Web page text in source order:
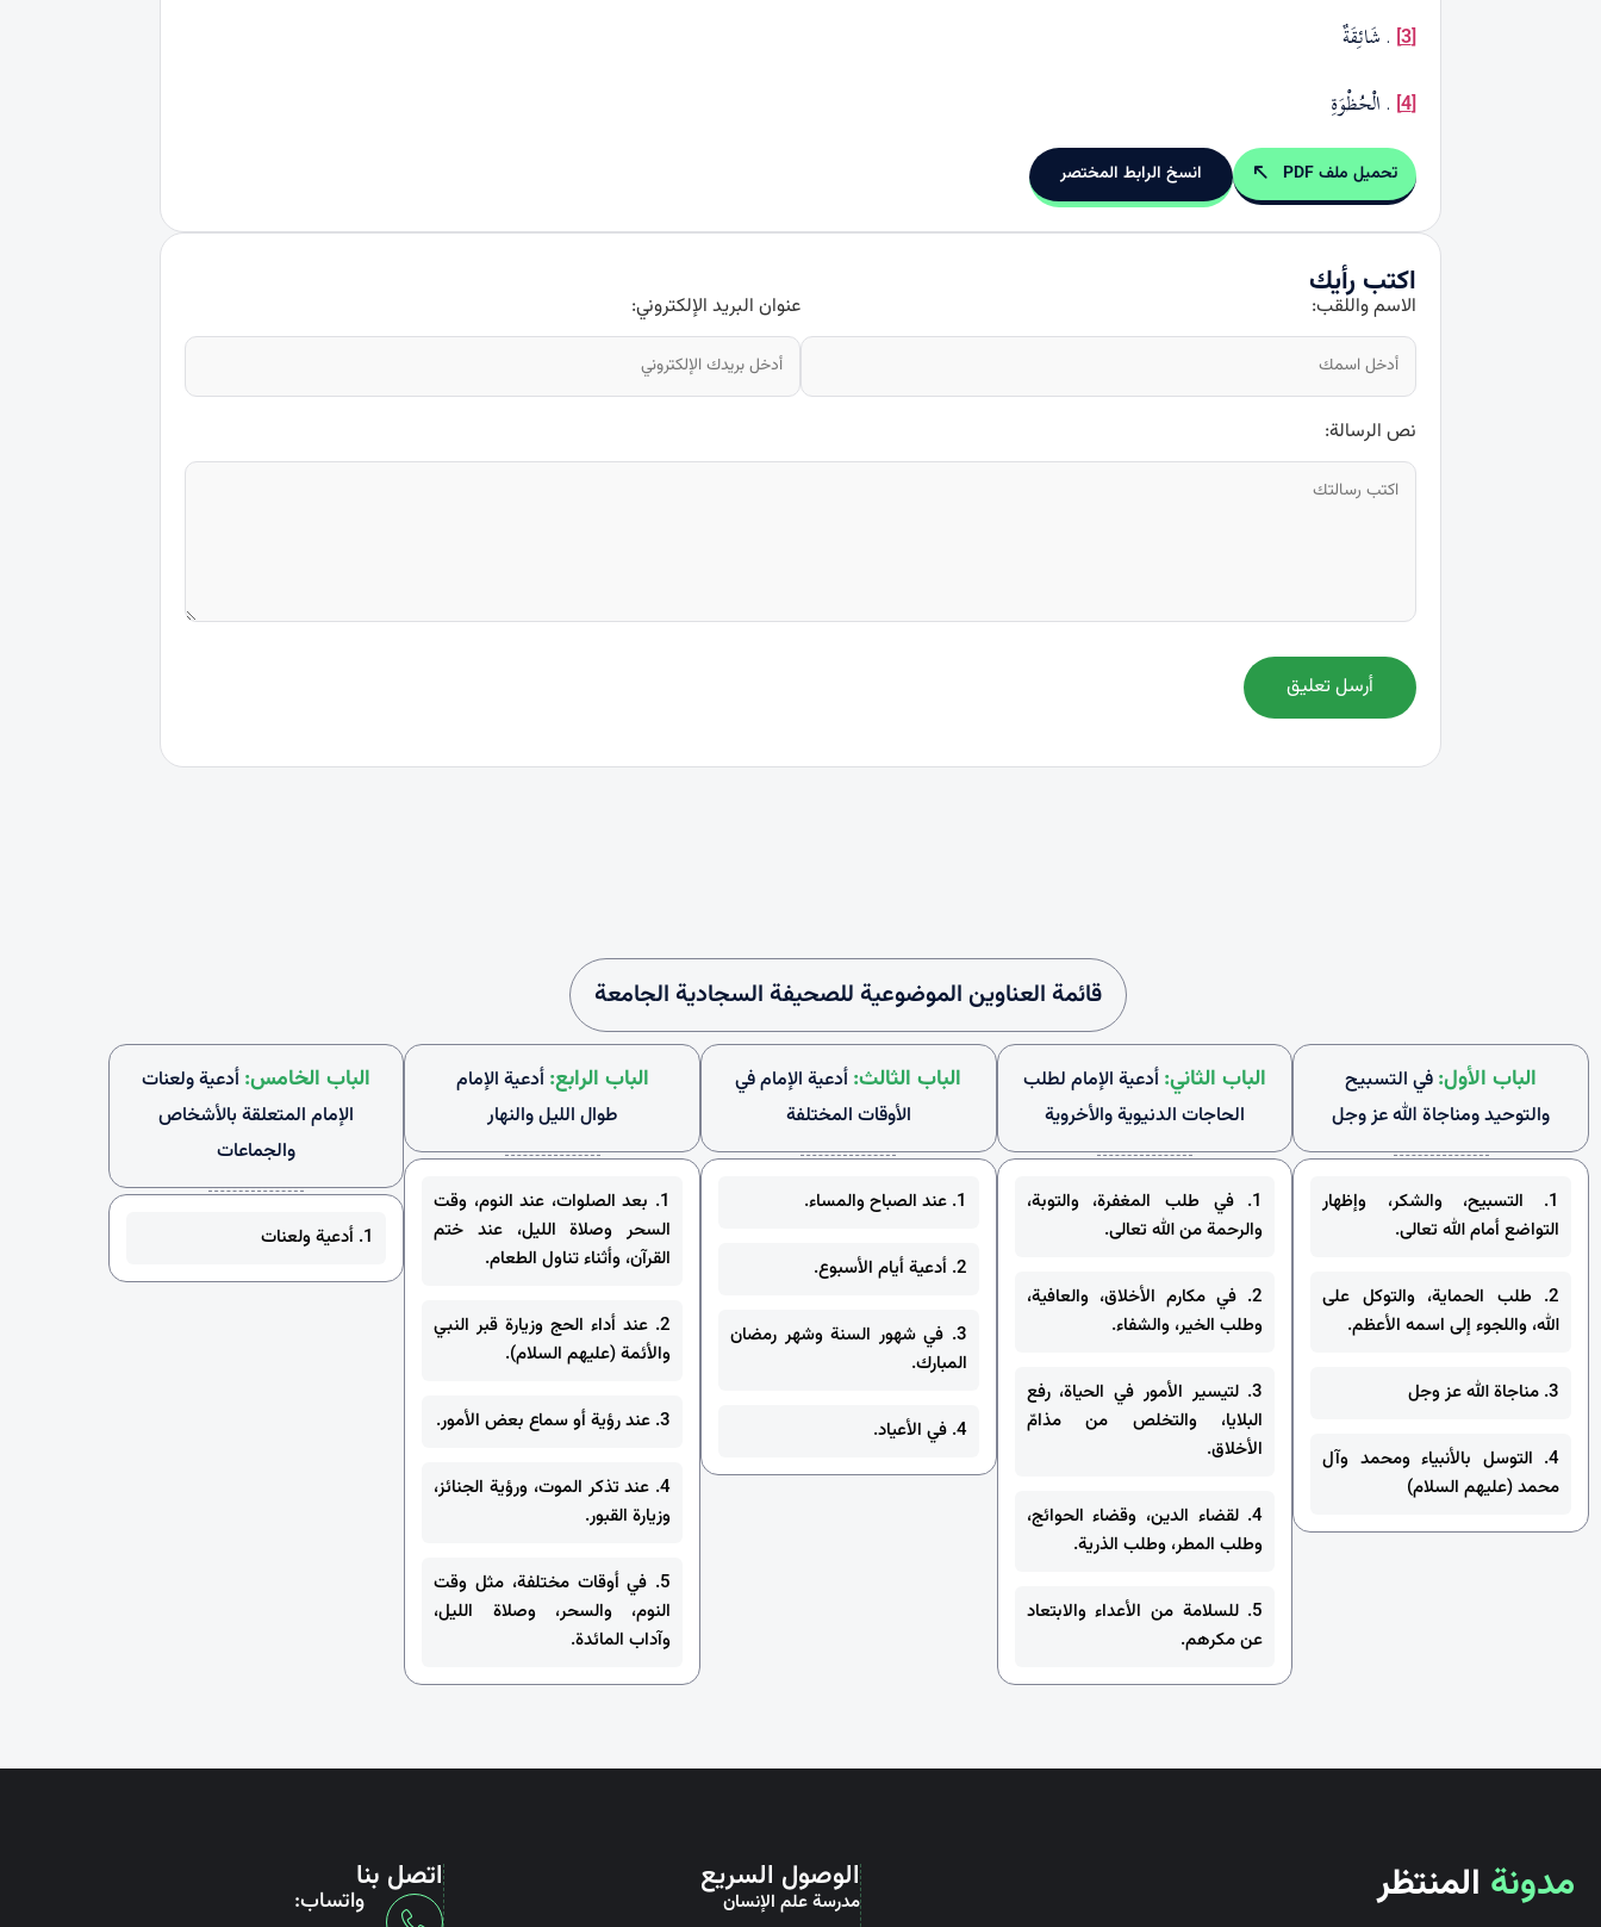
[3] . شَائِقَةٌ
[4] . الْحُظْوَةِ
تحميل ملف PDF انسخ الرابط المختصر
اكتب رأيك
الاسم واللقب: عنوان البريد الإلكتروني:
نص الرسالة:
أرسل تعليق
قائمة العناوين الموضوعية للصحيفة السجادية الجامعة
الباب الأول: في التسبيح
والتوحيد ومناجاة الله عز وجل
1. التسبيح، والشكر، وإظهار
التواضع أمام الله تعالى.
2. طلب الحماية، والتوكل على
الله، واللجوء إلى اسمه الأعظم.
3. مناجاة الله عز وجل
4. التوسل بالأنبياء ومحمد وآل
محمد (عليهم السلام)
الباب الثاني: أدعية الإمام لطلب
الحاجات الدنيوية والأخروية
1. في طلب المغفرة، والتوبة،
والرحمة من الله تعالى.
2. في مكارم الأخلاق، والعافية،
وطلب الخير، والشفاء.
3. لتيسير الأمور في الحياة، رفع
البلايا، والتخلص من مذامّ
الأخلاق.
4. لقضاء الدين، وقضاء الحوائج،
وطلب المطر، وطلب الذرية.
5. للسلامة من الأعداء والابتعاد
عن مكرهم.
الباب الثالث: أدعية الإمام في
الأوقات المختلفة
1. عند الصباح والمساء.
2. أدعية أيام الأسبوع.
3. في شهور السنة وشهر رمضان
المبارك.
4. في الأعياد.
الباب الرابع: أدعية الإمام
طوال الليل والنهار
1. بعد الصلوات، عند النوم، وقت
السحر وصلاة الليل، عند ختم
القرآن، وأثناء تناول الطعام.
2. عند أداء الحج وزيارة قبر النبي
والأئمة (عليهم السلام).
3. عند رؤية أو سماع بعض الأمور.
4. عند تذكر الموت، ورؤية الجنائز،
وزيارة القبور.
5. في أوقات مختلفة، مثل وقت
النوم، والسحر، وصلاة الليل،
وآداب المائدة.
الباب الخامس: أدعية ولعنات
الإمام المتعلقة بالأشخاص
والجماعات
1. أدعية ولعنات
مدونة المنتظر الوصول السريع
مدرسة علم الإنسان
اتصل بنا
واتساب: